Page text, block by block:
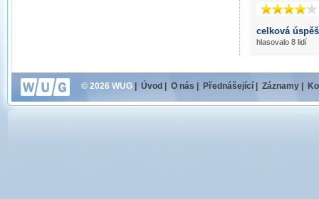
celková
hlasovalo 8 lidí
© 2026 WUG Úvod O nás Přednášející Záznamy